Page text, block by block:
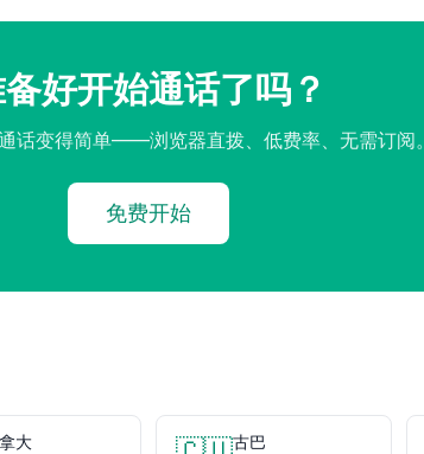
好开始通话了吗？
话变得简单——浏览器直拨、低费率、无需订阅。
免费开始
大 古巴